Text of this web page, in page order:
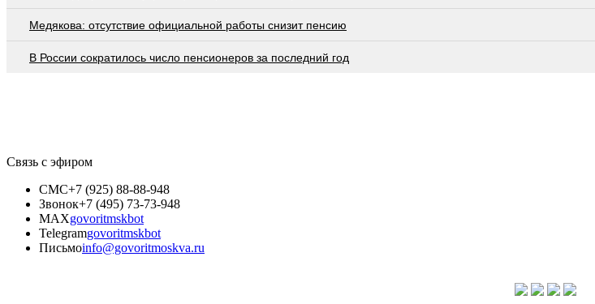
Медякова: отсутствие официальной работы снизит пенсию
В России сократилось число пенсионеров за последний год
Связь с эфиром
СМС+7 (925) 88-88-948
Звонок+7 (495) 73-73-948
MAXgovoritmskbot
Telegramgovoritmskbot
Письмоinfo@govoritmoskva.ru